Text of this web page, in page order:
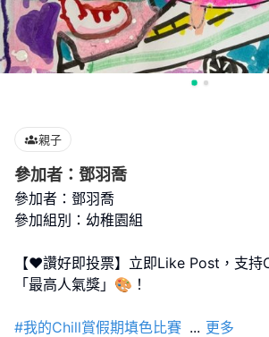
親子
參加者：鄧羽喬
參加者：鄧羽喬
參加組別：幼稚園組
【❤️讚好即投票】立即Like Post，支持
「最高人氣獎」🎨！
#我的Chill賞假期填色比賽 ... 更多